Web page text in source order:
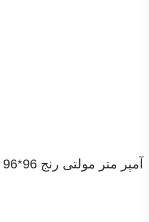
آمپر متر مولتی رنج 96*96 میکرو پروسسوری